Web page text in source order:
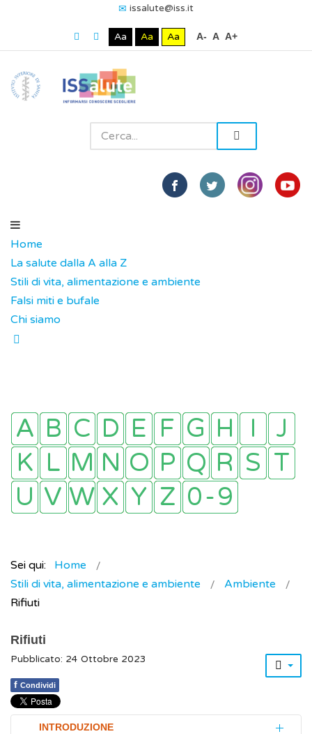
issalute@iss.it
Aa Aa Aa A- A A+
Home
La salute dalla A alla Z
Stili di vita, alimentazione e ambiente
Falsi miti e bufale
Chi siamo
Sei qui:
Home
Stili di vita, alimentazione e ambiente
Ambiente
Rifiuti
Rifiuti
Pubblicato: 24 Ottobre 2023
f Condividi
INTRODUZIONE